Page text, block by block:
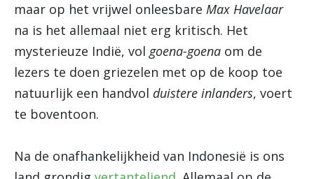
maar op het vrijwel onleesbare Max Havelaar
na is het allemaal niet erg kritisch. Het
mysterieuze Indië, vol goena-goena om de
lezers te doen griezelen met op de koop toe
natuurlijk een handvol duistere inlanders, voert
te boventoon.
Na de onafhankelijkheid van Indonesië is ons